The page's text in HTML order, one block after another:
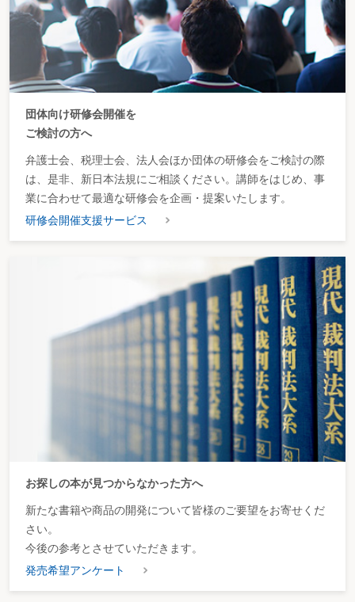
団体向け研修会開催を
ご検討の方へ
弁護士会、税理士会、法人会ほか団体の研修会をご検討の際
は、是非、新日本法規にご相談ください。講師をはじめ、事
業に合わせて最適な研修会を企画・提案いたします。
研修会開催支援サービス
お探しの本が見つからなかった方へ
新たな書籍や商品の開発について皆様のご要望をお寄せくだ
さい。
今後の参考とさせていただきます。
発売希望アンケート